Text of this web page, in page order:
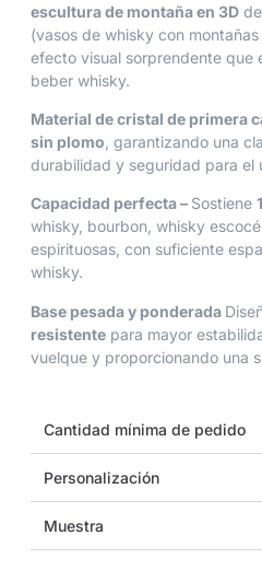
escultura de montaña en 3D
(vasos de whisky con
efecto visual sorprendente que
beber whisky.
Material de cristal de primera
sin plomo , garantizando una
durabilidad y seguridad para el
Capacidad perfecta – Sostiene
whisky, bourbon, whisky
espirituosas, con suficiente
whisky.
Base pesada y ponderada
resistente para mayor
vuelque y proporcionando una
Cantidad mínima de pedido
Personalización
Muestra